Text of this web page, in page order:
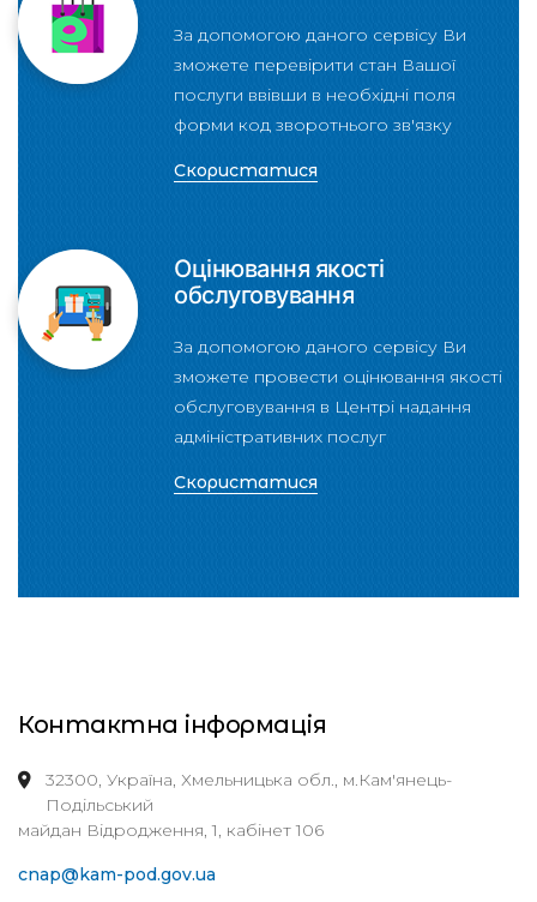
За допомогою даного сервісу Ви
зможете перевірити стан Вашої
послуги ввівши в необхідні поля
форми код зворотнього зв'язку
Скористатися
Оцінювання якості
обслуговування
За допомогою даного сервісу Ви
зможете провести оцінювання якості
обслуговування в Центрі надання
адміністративних послуг
Скористатися
Контактна інформація
32300, Україна, Хмельницька обл., м.Кам'янець-
Подільський
майдан Відродження, 1, кабінет 106
cnap@kam-pod.gov.ua